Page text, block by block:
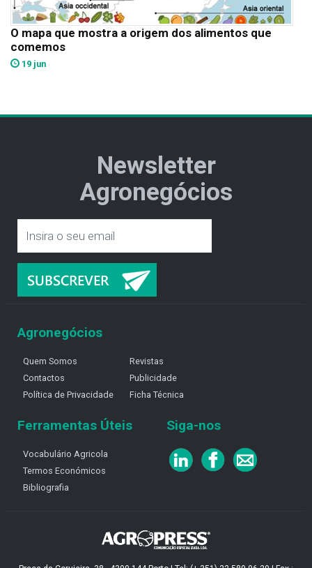
O mapa que mostra a origem dos alimentos que
comemos
19 jun
Newsletter
Agronegócios
Agronegócios
Quem Somos
Contactos
Política de Privacidade
Revistas
Publicidade
Ficha Técnica
Ferramentas Úteis
Vocabulário Agricola
Termos Económicos
Bibliografia
Siga-nos